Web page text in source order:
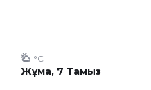
Жұма, 7 Тамыз
°C